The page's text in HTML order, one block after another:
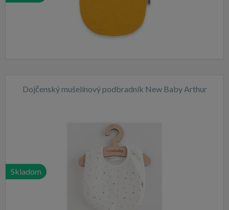
Dojčenský mušelínový podbradník New Baby Arthur
Skladom